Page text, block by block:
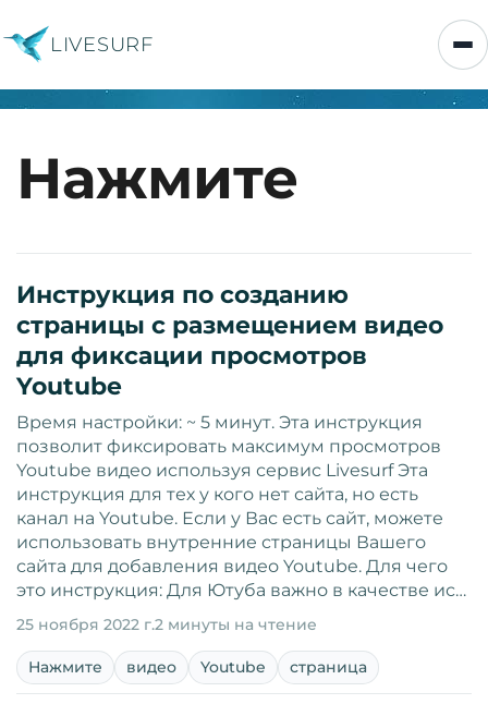
LIVESURF
Нажмите
Инструкция по созданию
страницы с размещением видео
для фиксации просмотров
Youtube
Время настройки: ~ 5 минут. Эта инструкция
позволит фиксировать максимум просмотров
Youtube видео используя сервис Livesurf Эта
инструкция для тех у кого нет сайта, но есть
канал на Youtube. Если у Вас есть сайт, можете
использовать внутренние страницы Вашего
сайта для добавления видео Youtube. Для чего
это инструкция: Для Ютуба важно в качестве ис…
25 ноября 2022 г.2 минуты на чтение
Нажмите видео Youtube страница